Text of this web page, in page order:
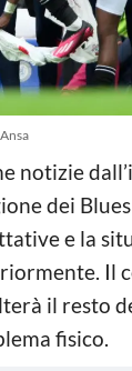
notizie
dei
e la
Il
il resto
fisico.